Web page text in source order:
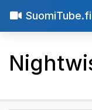
SuomiTube.fi